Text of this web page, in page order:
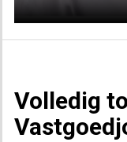
Volledig